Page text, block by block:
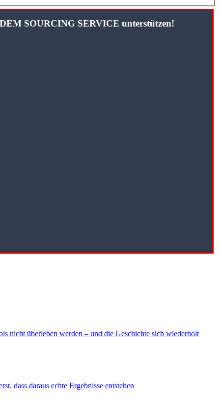
SOURCING SERVICE unterstützen!
nicht überleben werden – und die Geschichte sich wiederholt
dass daraus echte Ergebnisse entstehen